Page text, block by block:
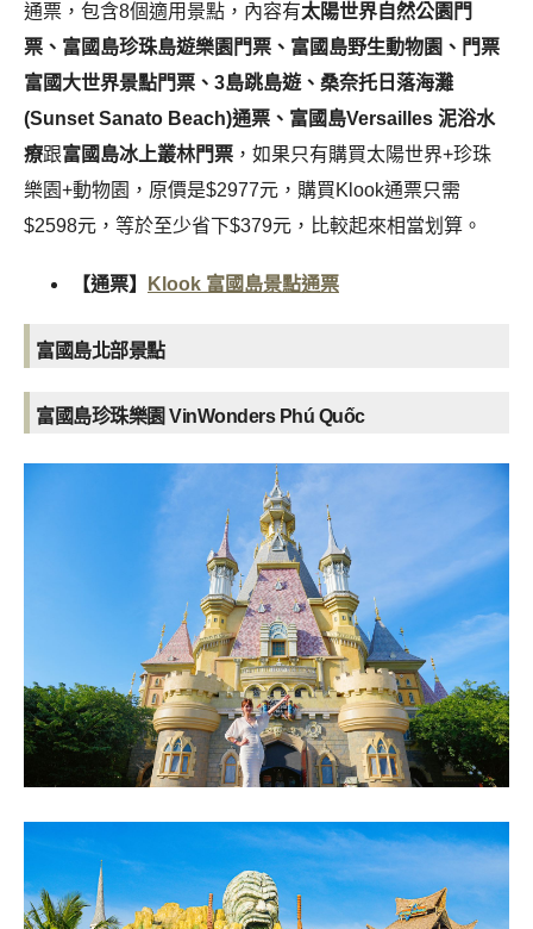
通票，包含8個適用景點，內容有太陽世界自然公園門
票、富國島珍珠島遊樂園門票、富國島野生動物園、門票
富國大世界景點門票、3島跳島遊、桑奈托日落海灘
(Sunset Sanato Beach)通票、富國島Versailles 泥浴水
療跟富國島冰上叢林門票 ，如果只有購買太陽世界+珍珠
樂園+動物園，原價是$2977元，購買Klook通票只需
$2598元，等於至少省下$379元，比較起來相當划算。
【通票】 Klook 富國島景點通票
富國島北部景點
富國島珍珠樂園 VinWonders Phú Quốc